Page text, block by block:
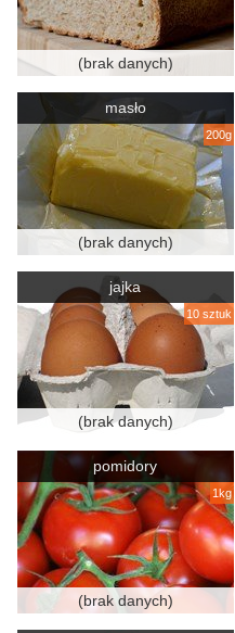
(brak danych)
masło
200g
(brak danych)
jajka
10 sztuk
(brak danych)
pomidory
1kg
(brak danych)